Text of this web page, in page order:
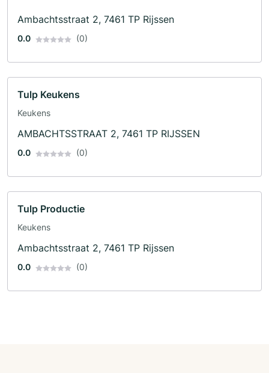
Ambachtsstraat 2, 7461 TP Rijssen
0.0 (0)
Tulp Keukens
Keukens
AMBACHTSSTRAAT 2, 7461 TP RIJSSEN
0.0 (0)
Tulp Productie
Keukens
Ambachtsstraat 2, 7461 TP Rijssen
0.0 (0)